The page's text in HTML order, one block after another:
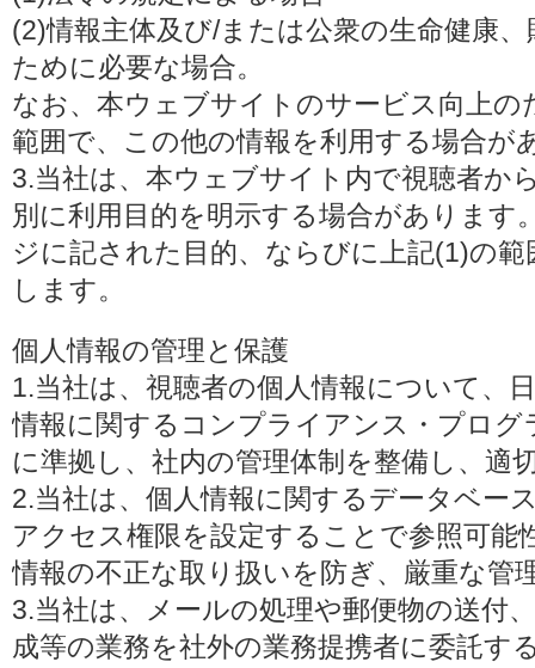
(2)情報主体及び/または公衆の生命健康
ために必要な場合。
なお、本ウェブサイトのサービス向上
範囲で、この他の情報を利用する場合が
3.当社は、本ウェブサイト内で視聴者か
別に利用目的を明示する場合があります
ジに記された目的、ならびに上記(1)の
します。
個人情報の管理と保護
1.当社は、視聴者の個人情報について、
情報に関するコンプライアンス・プロ
に準拠し、社内の管理体制を整備し、適
2.当社は、個人情報に関するデータベー
アクセス権限を設定することで参照可能
情報の不正な取り扱いを防ぎ、厳重な管
3.当社は、メールの処理や郵便物の送付
成等の業務を社外の業務提携者に委託す